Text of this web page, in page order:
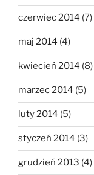
czerwiec 2014 (7)
maj 2014 (4)
kwiecień 2014 (8)
marzec 2014 (5)
luty 2014 (5)
styczeń 2014 (3)
grudzień 2013 (4)